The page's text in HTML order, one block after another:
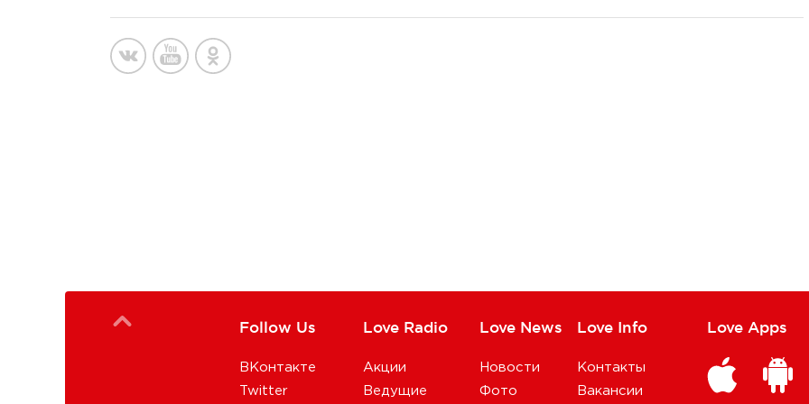
Follow Us
ВКонтакте
Twitter
Love Radio
Акции
Ведущие
Love News
Новости
Фото
Love Info
Контакты
Вакансии
Love Apps